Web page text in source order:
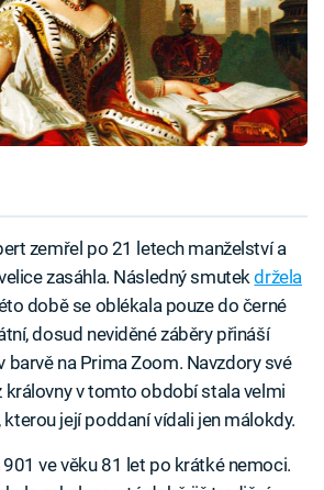
zemřel po 21 letech manželství a
zasáhla. Následný smutekdržela
době se oblékala pouze do černé
dosud neviděné záběry přináší
barvě na Prima Zoom. Navzdory své
královny v tomto období stala velmi
její poddaní vídali jen málokdy.
ve věku 81 let po krátké nemoci.